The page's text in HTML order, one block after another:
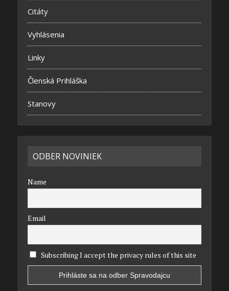
Citáty
Vyhlásenia
Linky
Členská Prihláška
Stanovy
ODBER NOVINIEK
Name
Email
Subscribing I accept the privacy rules of this site